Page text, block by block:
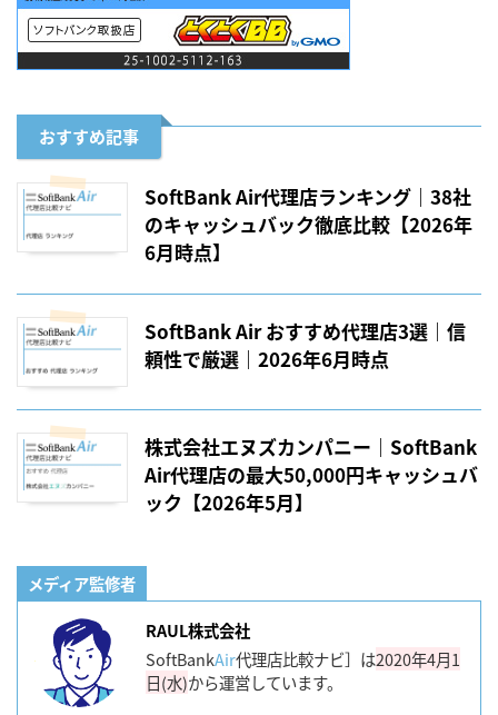
おすすめ記事
SoftBank Air代理店ランキング｜38社
のキャッシュバック徹底比較【2026年
6月時点】
SoftBank Air おすすめ代理店3選｜信
頼性で厳選｜2026年6月時点
株式会社エヌズカンパニー｜SoftBank
Air代理店の最大50,000円キャッシュバ
ック【2026年5月】
メディア監修者
RAUL株式会社
SoftBankAir代理店比較ナビ］は2020年4月1
日(水)から運営しています。